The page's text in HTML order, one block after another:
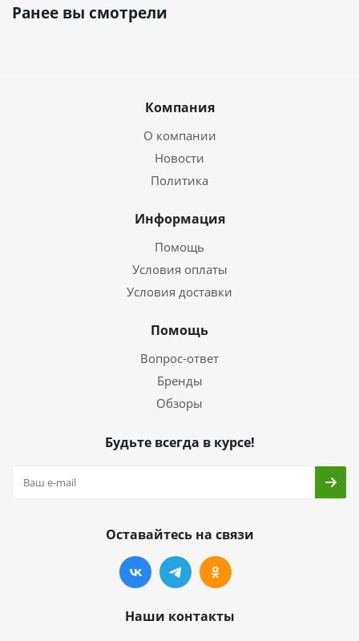
Ранее вы смотрели
Компания
О компании
Новости
Политика
Информация
Помощь
Условия оплаты
Условия доставки
Помощь
Вопрос-ответ
Бренды
Обзоры
Будьте всегда в курсе!
Оставайтесь на связи
Наши контакты